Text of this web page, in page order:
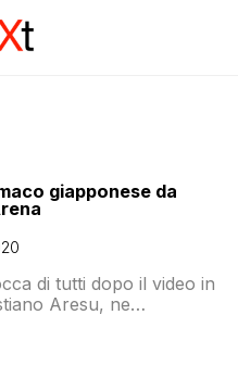
giapponese da
di tutti dopo il video in
Aresu, ne
La circostanza era
del farmaco